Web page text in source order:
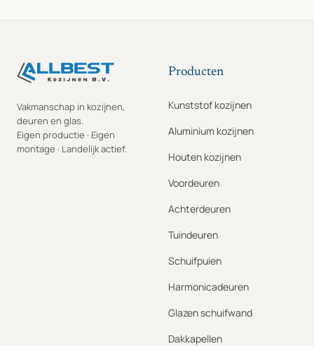
Vakmanschap in kozijnen,
deuren en glas.
Eigen productie · Eigen
montage · Landelijk actief.
Producten
Kunststof kozijnen
Aluminium kozijnen
Houten kozijnen
Voordeuren
Achterdeuren
Tuindeuren
Schuifpuien
Harmonicadeuren
Glazen schuifwand
Dakkapellen